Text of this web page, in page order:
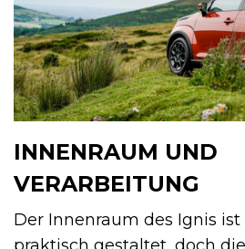
INNENRAUM UND
VERARBEITUNG
Der Innenraum des Ignis
praktisch gestaltet, doch